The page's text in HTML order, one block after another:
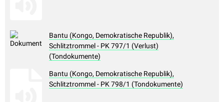
Bantu (Kongo, Demokratische Republik),
Schlitztrommel - PK 797/1 (Verlust)
(Tondokumente)
Bantu (Kongo, Demokratische Republik),
Schlitztrommel - PK 798/1 (Tondokumente)